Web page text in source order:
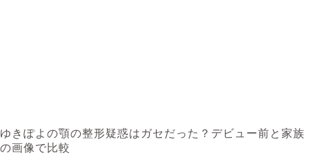
ゆきぽよの顎の整形疑惑はガセだった？デビュー前と家族
の画像で比較